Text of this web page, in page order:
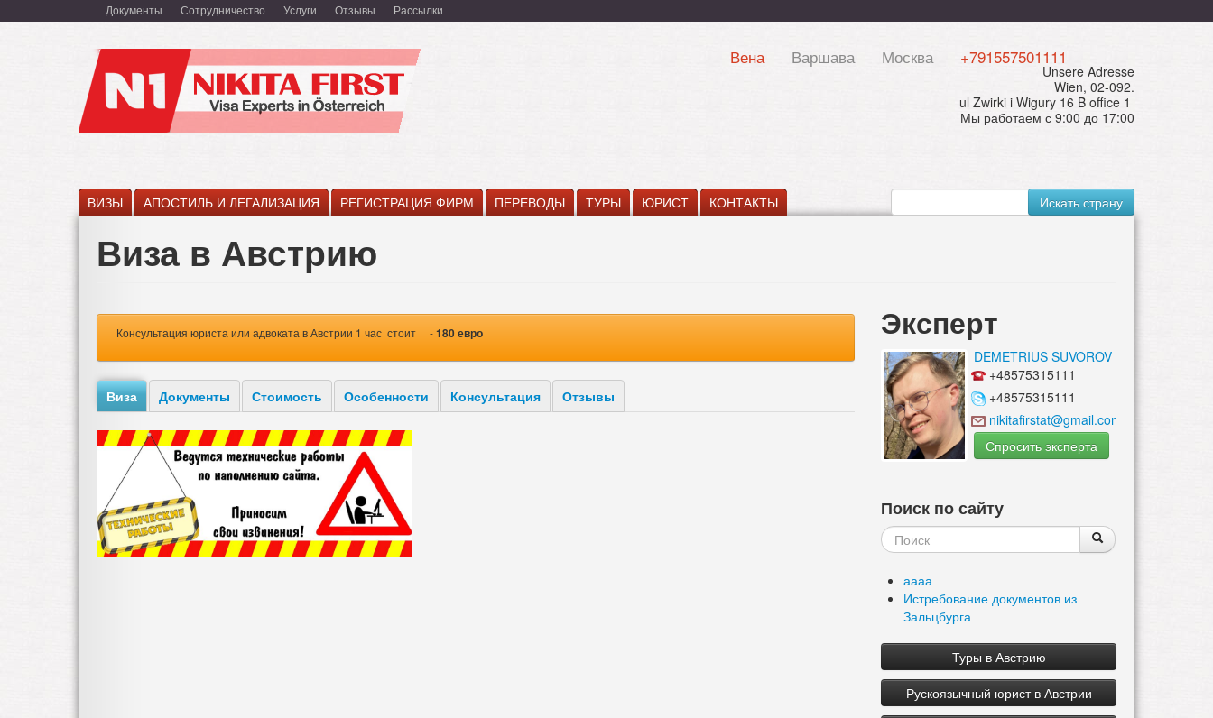
к
Документы Сотрудничество Услуги Отзывы Рассылки
Вена Варшава Москва +791557501111
Unsere Adresse
Wien, 02-092.
ul Zwirki i Wigury 16 B office 1
Мы работаем с 9:00 до 17:00
ВИЗЫ АПОСТИЛЬ И ЛЕГАЛИЗАЦИЯ РЕГИСТРАЦИЯ ФИРМ ПЕРЕВОДЫ ТУРЫ ЮРИСТ КОНТАКТЫ Искать страну
Виза в Австрию
Консультация юриста или адвоката в Австрии 1 час стоит -180 евро
Виза Документы Стоимость Особенности Консультация Отзывы
Эксперт
DEMETRIUS SUVOROV
+48575315111
+48575315111
nikitafirstat@gmail.com
Спросить эксперта
Поиск по сайту
Форма
поиска
Поиск
аааа
Истребование документов из
Зальцбурга
Туры в Австрию
Рускоязычный юрист в Австрии